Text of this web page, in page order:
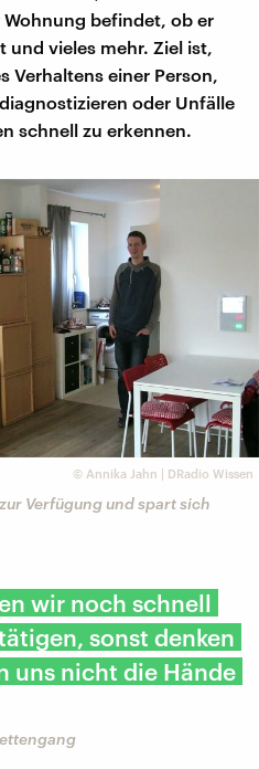
befindet, ob er
und vieles mehr. Ziel ist,
einer Person,
oder Unfälle
schnell zu erkennen.
© Annika Jahn | DRadio Wissen
Verfügung und spart sich
wir noch schnell
sonst denken
uns nicht die Hände